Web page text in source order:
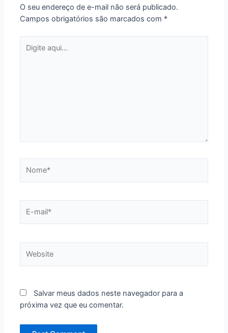
O seu endereço de e-mail não será publicado.
Campos obrigatórios são marcados com *
aqui...
mail*
Salvar meus dados neste navegador para a
próxima vez que eu comentar.